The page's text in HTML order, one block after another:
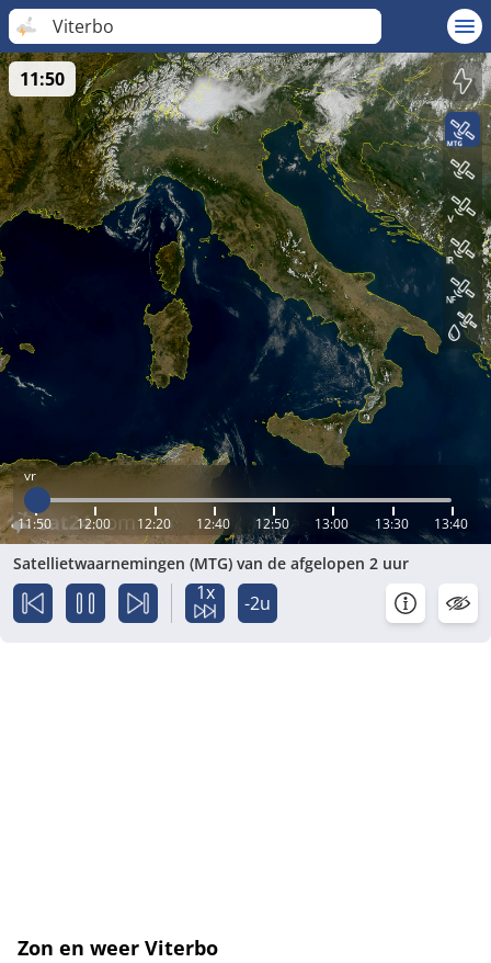
Viterbo
vr
11:50 12:00 12:20 12:40 12:50 13:00 13:30 13:40
11:50
Satellietwaarnemingen (MTG) van de afgelopen 2 uur
1x -2u
Zon en weer Viterbo